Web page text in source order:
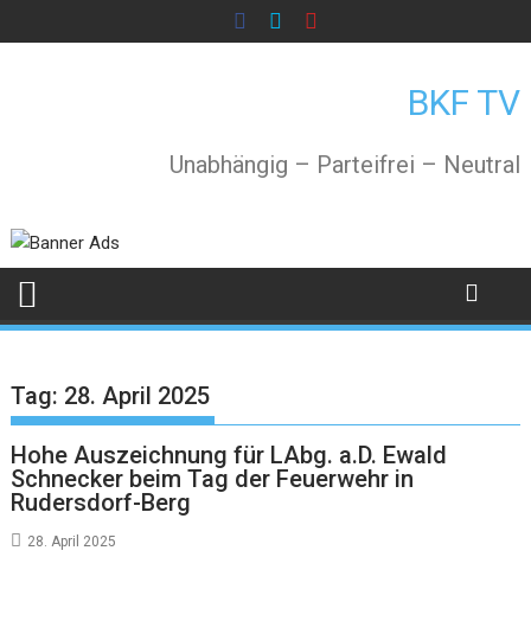
to
BKF TV
Unabhängig – Parteifrei – Neutral
Tag: 28. April 2025
Hohe Auszeichnung für LAbg. a.D. Ewald
Schnecker beim Tag der Feuerwehr in
Rudersdorf-Berg
28. April 2025